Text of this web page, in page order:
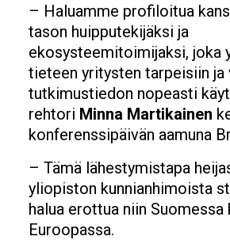
– Haluamme profiloitua
tason huipputekijäksi ja
ekosysteemitoimijaksi, joka
tieteen yritysten tarpeisiin ja
tutkimustiedon nopeasti
rehtori Minna Martikainen
konferenssipäivän aamuna
– Tämä lähestymistapa
yliopiston kunnianhimoista
halua erottua niin Suomessa
Euroopassa.